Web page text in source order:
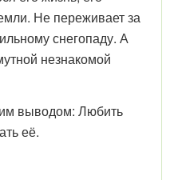
Не переживает за
снегопаду. А
незнакомой
выводом: Любить
её.